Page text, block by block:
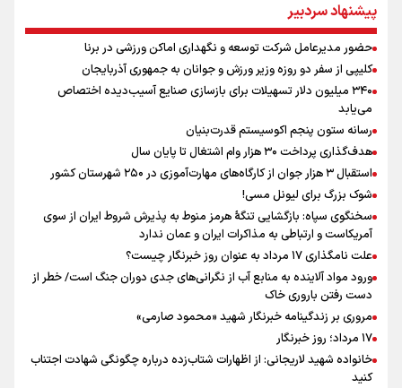
در سال گذشته تا به امروز اتفاقات بزرگی را رقم زدند
ونس: در حال کار بر روی ایجاد یک سیستم ناوبری امن هستیم
سیدمناف هاشمی در مراسم انجمن ورزشی نویسان : قدردان زحمات اهالی
رسانه به ویژه ورزشی نویسان هستیم
علت نامگذاری ۱۷ مرداد به عنوان روز خبرنگار چیست؟
فوران یک آتشفشان قدرتمند در جنوب غربی کلمبیا
جوش و خروش اهالی تهرانپارس در شب ۱۶۱ تجمعات
سخنگوی سپاه: بازگشایی تنگۀ هرمز منوط به پذیرش شروط ایران از سوی
آمریکاست و ارتباطی به مذاکرات ایران و عمان ندارد
پیشنهاد سردبیر
حضور مدیرعامل شرکت توسعه و نگهداری اماکن ورزشی در برنا
کلیپی از سفر دو روزه وزیر ورزش و جوانان به جمهوری آذربایجان
۳۴۰ میلیون دلار تسهیلات برای بازسازی صنایع آسیب‌دیده اختصاص
می‌یابد
رسانه ستون پنجم اکوسیستم قدرت‌بنیان
هدف‌گذاری پرداخت ۳۰ هزار وام اشتغال تا پایان سال
استقبال ۳ هزار جوان از کارگاه‌های مهارت‌آموزی در ۲۵۰ شهرستان کشور
شوک بزرگ برای لیونل مسی!
سخنگوی سپاه: بازگشایی تنگۀ هرمز منوط به پذیرش شروط ایران از سوی
آمریکاست و ارتباطی به مذاکرات ایران و عمان ندارد
علت نامگذاری ۱۷ مرداد به عنوان روز خبرنگار چیست؟
ورود مواد آلاینده به منابع آب از نگرانی‌های جدی دوران جنگ است/ خطر از
دست رفتن باروری خاک
مروری بر زندگینامه خبرنگار شهید «محمود صارمی»
۱۷ مرداد؛ روز خبرنگار
خانواده شهید لاریجانی: از اظهارات شتاب‌زده درباره چگونگی شهادت اجتناب
کنید